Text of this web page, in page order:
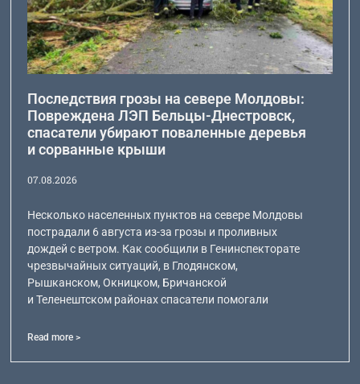
Последствия грозы на севере Молдовы:
Повреждена ЛЭП Бельцы-Днестровск,
спасатели убирают поваленные деревья
и сорванные крыши
07.08.2026
Несколько населенных пунктов на севере Молдовы
пострадали 6 августа из-за грозы и проливных
дождей с ветром. Как сообщили в Генинспекторате
чрезвычайных ситуаций, в Глодянском,
Рышканском, Окницком, Бричанской
и Теленештском районах спасатели помогали
Read more >